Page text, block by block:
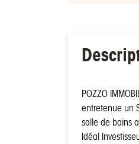
POZZO
entretenue un
salle de bains
Idéal